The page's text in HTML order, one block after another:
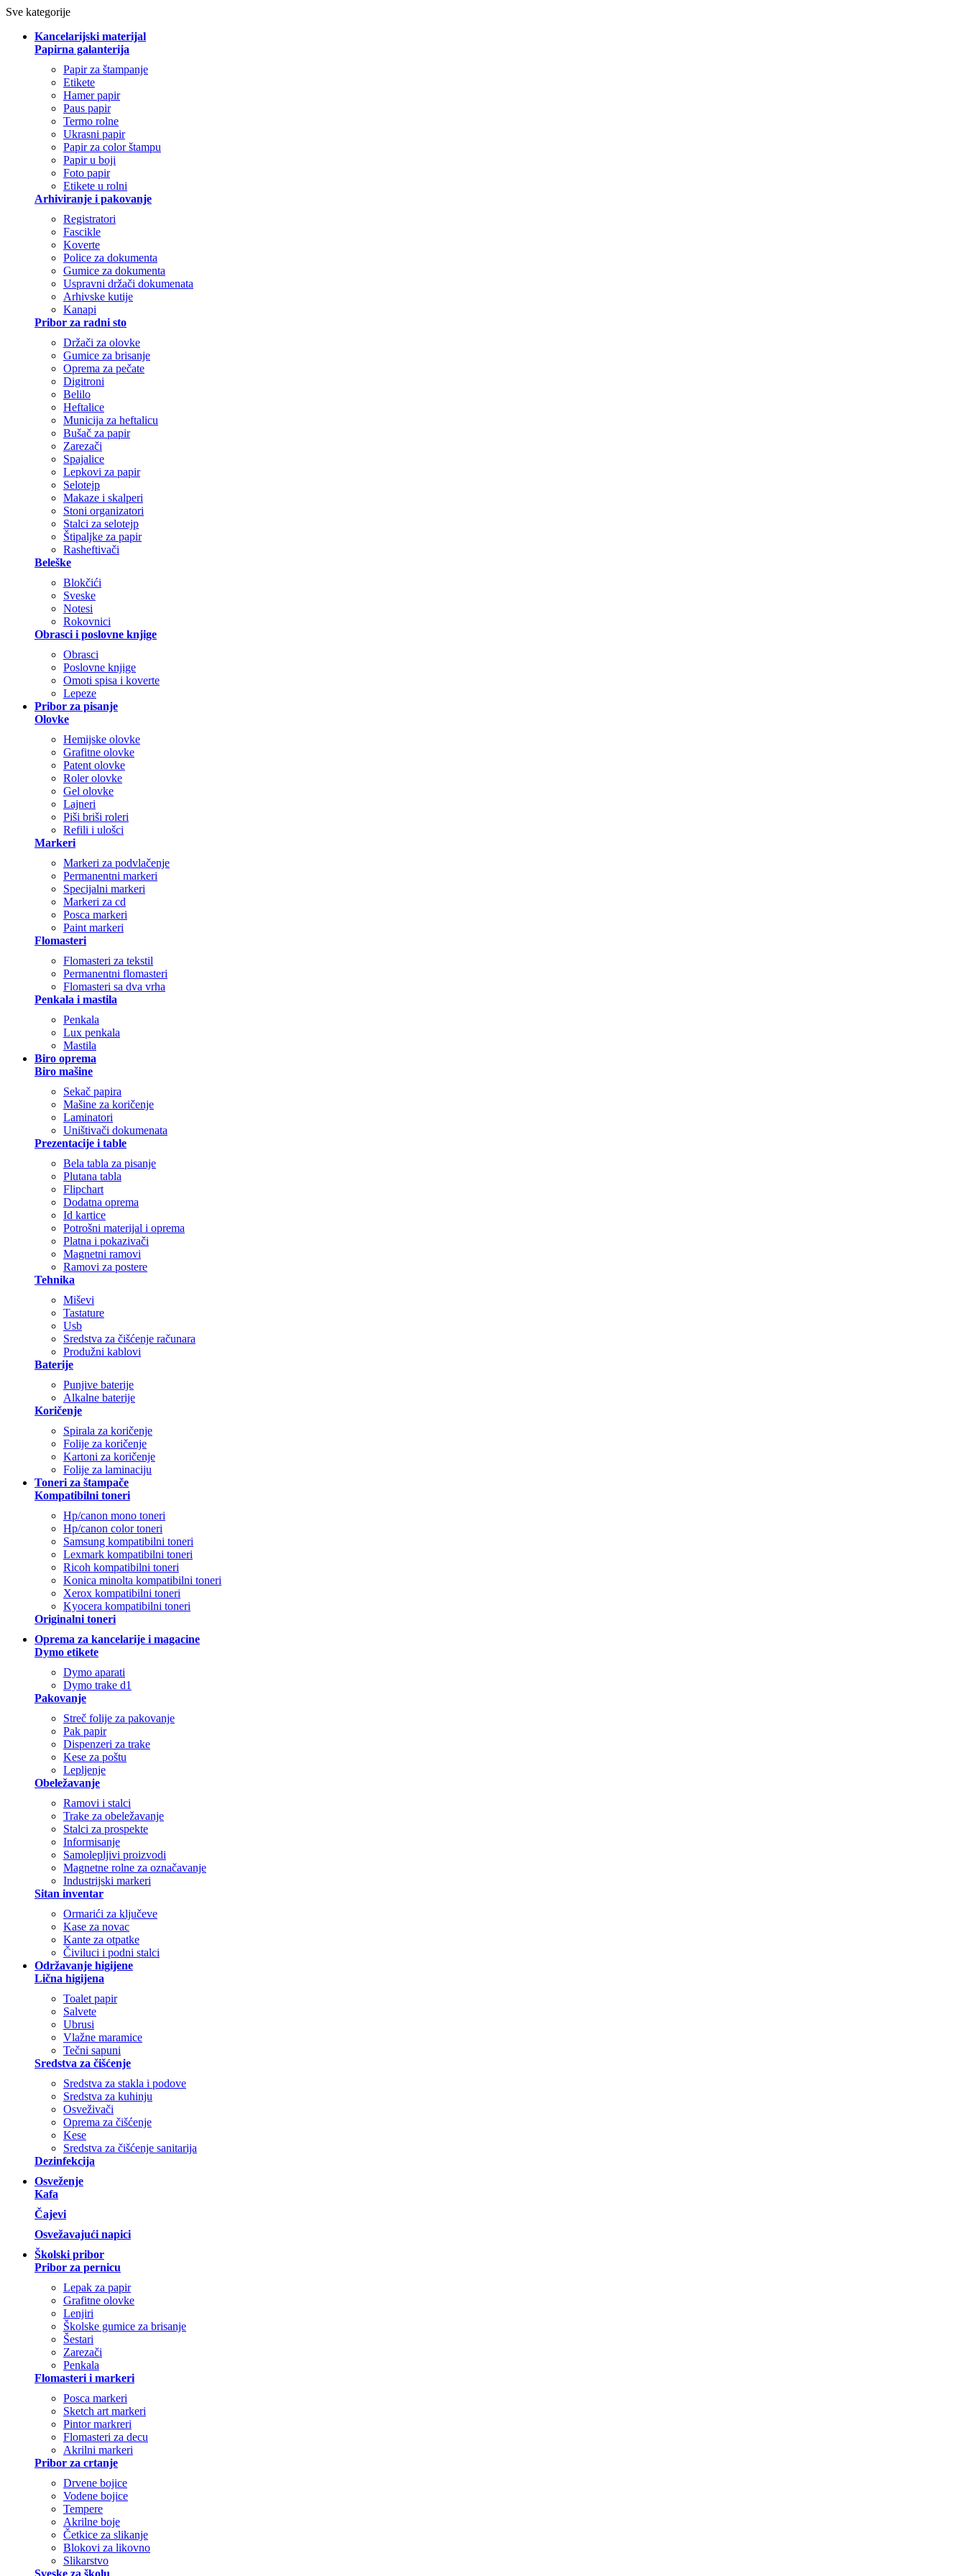
Sve kategorije
Kancelarijski materijal
Papirna galanterija
Papir za štampanje
Etikete
Hamer papir
Paus papir
Termo rolne
Ukrasni papir
Papir za color štampu
Papir u boji
Foto papir
Etikete u rolni
Arhiviranje i pakovanje
Registratori
Fascikle
Koverte
Police za dokumenta
Gumice za dokumenta
Uspravni držači dokumenata
Arhivske kutije
Kanapi
Pribor za radni sto
Držači za olovke
Gumice za brisanje
Oprema za pečate
Digitroni
Belilo
Heftalice
Municija za heftalicu
Bušač za papir
Zarezači
Spajalice
Lepkovi za papir
Selotejp
Makaze i skalperi
Stoni organizatori
Stalci za selotejp
Štipaljke za papir
Rasheftivači
Beleške
Blokčići
Sveske
Notesi
Rokovnici
Obrasci i poslovne knjige
Obrasci
Poslovne knjige
Omoti spisa i koverte
Lepeze
Pribor za pisanje
Olovke
Hemijske olovke
Grafitne olovke
Patent olovke
Roler olovke
Gel olovke
Lajneri
Piši briši roleri
Refili i ulošci
Markeri
Markeri za podvlačenje
Permanentni markeri
Specijalni markeri
Markeri za cd
Posca markeri
Paint markeri
Flomasteri
Flomasteri za tekstil
Permanentni flomasteri
Flomasteri sa dva vrha
Penkala i mastila
Penkala
Lux penkala
Mastila
Biro oprema
Biro mašine
Sekač papira
Mašine za koričenje
Laminatori
Uništivači dokumenata
Prezentacije i table
Bela tabla za pisanje
Plutana tabla
Flipchart
Dodatna oprema
Id kartice
Potrošni materijal i oprema
Platna i pokazivači
Magnetni ramovi
Ramovi za postere
Tehnika
Miševi
Tastature
Usb
Sredstva za čišćenje računara
Produžni kablovi
Baterije
Punjive baterije
Alkalne baterije
Koričenje
Spirala za koričenje
Folije za koričenje
Kartoni za koričenje
Folije za laminaciju
Toneri za štampače
Kompatibilni toneri
Hp/canon mono toneri
Hp/canon color toneri
Samsung kompatibilni toneri
Lexmark kompatibilni toneri
Ricoh kompatibilni toneri
Konica minolta kompatibilni toneri
Xerox kompatibilni toneri
Kyocera kompatibilni toneri
Originalni toneri
Oprema za kancelarije i magacine
Dymo etikete
Dymo aparati
Dymo trake d1
Pakovanje
Streč folije za pakovanje
Pak papir
Dispenzeri za trake
Kese za poštu
Lepljenje
Obeležavanje
Ramovi i stalci
Trake za obeležavanje
Stalci za prospekte
Informisanje
Samolepljivi proizvodi
Magnetne rolne za označavanje
Industrijski markeri
Sitan inventar
Ormarići za ključeve
Kase za novac
Kante za otpatke
Čiviluci i podni stalci
Održavanje higijene
Lična higijena
Toalet papir
Salvete
Ubrusi
Vlažne maramice
Tečni sapuni
Sredstva za čišćenje
Sredstva za stakla i podove
Sredstva za kuhinju
Osveživači
Oprema za čišćenje
Kese
Sredstva za čišćenje sanitarija
Dezinfekcija
Osveženje
Kafa
Čajevi
Osvežavajući napici
Školski pribor
Pribor za pernicu
Lepak za papir
Grafitne olovke
Lenjiri
Školske gumice za brisanje
Šestari
Zarezači
Penkala
Flomasteri i markeri
Posca markeri
Sketch art markeri
Pintor markreri
Flomasteri za decu
Akrilni markeri
Pribor za crtanje
Drvene bojice
Vodene bojice
Tempere
Akrilne boje
Četkice za slikanje
Blokovi za likovno
Slikarstvo
Sveske za školu